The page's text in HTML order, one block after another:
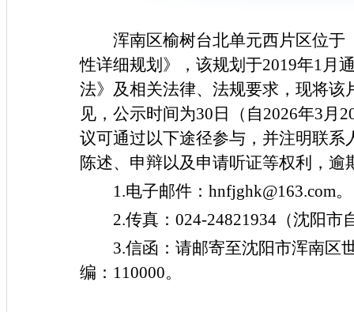
浑南区榆树台北单元西片区位
性详细规划》，该规划于2019年1月
法》及相关法律、法规要求，现将
见，公示时间为30日（自2026年3月
议可通过以下途径参与，并注明联
陈述、申辩以及申请听证等权利，逾
1.电子邮件： hnfjghk@163.com。
2.传真：024-24821934 （沈阳
3.信函：请邮寄至沈阳市浑南区
编： 110000。